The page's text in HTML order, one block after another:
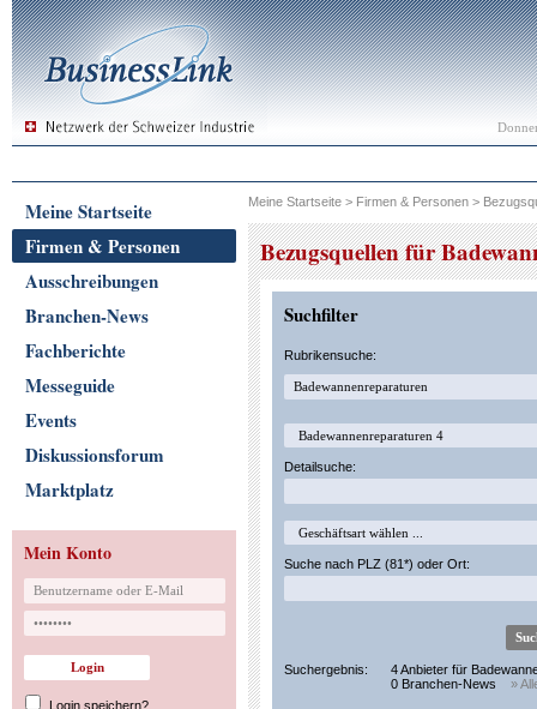
Meine Startseite
Firmen & Personen
Ausschreibungen
Branchen-News
Fachberichte
Messeguide
Events
Diskussionsforum
Marktplatz
Mein Konto
Login speichern?
Meine Startseite > Firmen & Personen >
Bezugsquellen für
Suchfilter
Rubrikensuche:
Detailsuche:
Suche nach PLZ (81*) oder Ort:
Suchergebnis:
4 Anbieter für
0 Branchen-News
»